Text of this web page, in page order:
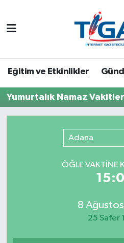
Eğitim ve Etkinlikler
Yumurtalık Namaz
Adana
ÖĞLE VAKTİNE
8
25 Safer
Nöbetçi Eczaneler
Trafik Durumu
Puan Durumu ve Fikstür
Tüm Manşetler